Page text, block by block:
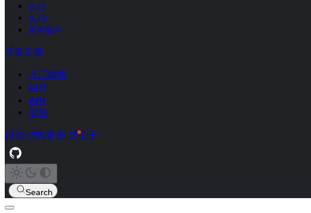
0.71
0.70
所有版本
开发文档
入门指南
组件
API
架构
讨论 热更新 关于
Search